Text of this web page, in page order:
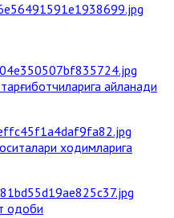
айланади
ходимларига
одоби